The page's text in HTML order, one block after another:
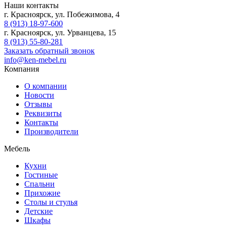
Наши контакты
г. Красноярск, ул. Побежимова, 4
8 (913) 18-97-600
г. Красноярск, ул. Урванцева, 15
8 (913) 55-80-281
Заказать обратный звонок
info@ken-mebel.ru
Компания
О компании
Новости
Отзывы
Реквизиты
Контакты
Производители
Мебель
Кухни
Гостиные
Спальни
Прихожие
Столы и стулья
Детские
Шкафы